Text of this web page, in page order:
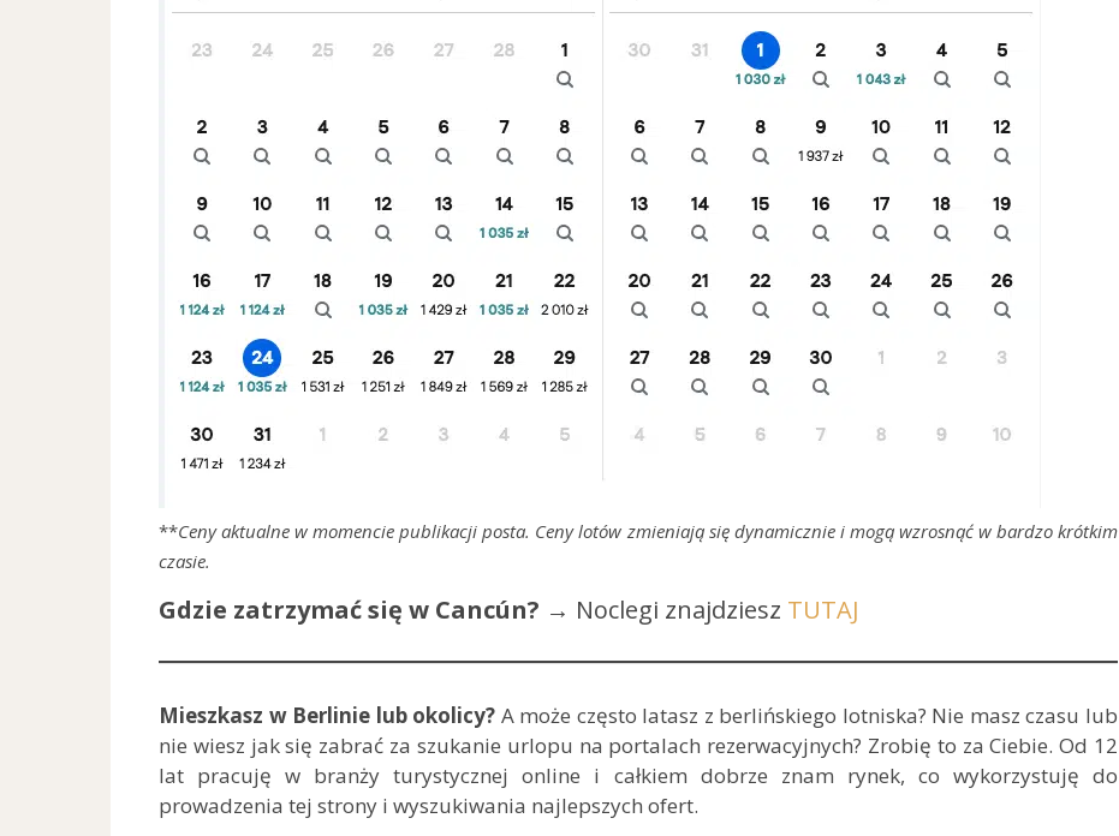
**Ceny aktualne w momencie publikacji posta. Ceny lotów zmieniają się dynamicznie i mogą wzrosnąć w bardzo krótkim
czasie.
Gdzie zatrzymać się w Cancún? → Noclegi znajdziesz TUTAJ
Mieszkasz w Berlinie lub okolicy? A może często latasz z berlińskiego lotniska? Nie masz czasu lub
nie wiesz jak się zabrać za szukanie urlopu na portalach rezerwacyjnych? Zrobię to za Ciebie. Od 12
lat pracuję w branży turystycznej online i całkiem dobrze znam rynek, co wykorzystuję do
prowadzenia tej strony i wyszukiwania najlepszych ofert.